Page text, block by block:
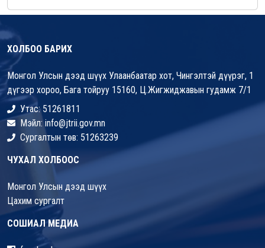
ХОЛБОО БАРИХ
Монгол Улсын дээд шүүх Улаанбаатар хот, Чингэлтэй дүүрэг, 1
дүгээр хороо, Бага тойруу 15160, Ц.Жигжиджавын гудамж 7/1
Утас: 51261811
Мэйл: info@jtrii.gov.mn
Сургалтын төв: 51263239
ЧУХАЛ ХОЛБООС
Монгол Улсын дээд шүүх
Цахим сургалт
СОШИАЛ МЕДИА